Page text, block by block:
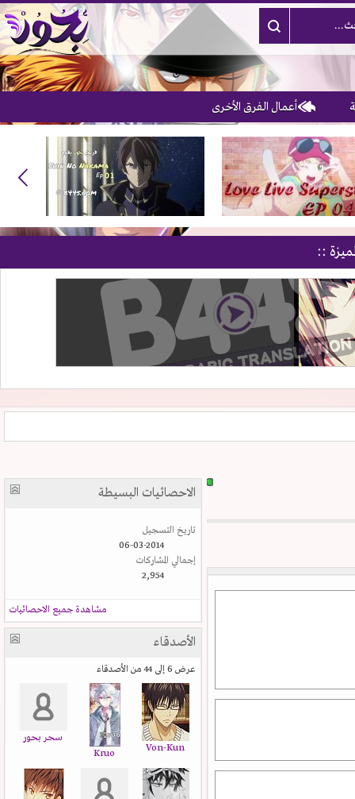
أعمال الفرق الأخرى
::
الاحصائيات البسيطة
تاريخ التسجيل
06-03-2014
إجمالي المشاركات
2,954
مشاهدة جميع الاحصائيات
الأصدقاء
عرض 6 إلى 44 من الأصدقاء
Von-Kun
Kruo
سحر بحور